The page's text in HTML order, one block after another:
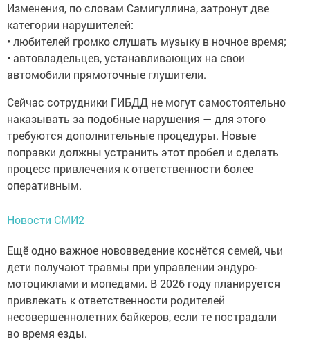
Изменения, по словам Самигуллина, затронут две
категории нарушителей:
• любителей громко слушать музыку в ночное время;
• автовладельцев, устанавливающих на свои
автомобили прямоточные глушители.
Сейчас сотрудники ГИБДД не могут самостоятельно
наказывать за подобные нарушения — для этого
требуются дополнительные процедуры. Новые
поправки должны устранить этот пробел и сделать
процесс привлечения к ответственности более
оперативным.
Новости СМИ2
Ещё одно важное нововведение коснётся семей, чьи
дети получают травмы при управлении эндуро-
мотоциклами и мопедами. В 2026 году планируется
привлекать к ответственности родителей
несовершеннолетних байкеров, если те пострадали
во время езды.